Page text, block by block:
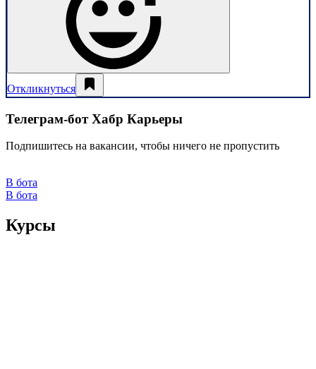
Откликнуться
Телеграм-бот Хабр Карьеры
Подпишитесь на вакансии, чтобы ничего не пропустить
В бота
В бота
Курсы